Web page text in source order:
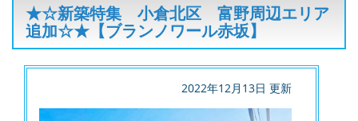
★☆新築特集 小倉北区 富野周辺エリア
追加☆★【ブランノワール赤坂】
2022年12月13日 更新